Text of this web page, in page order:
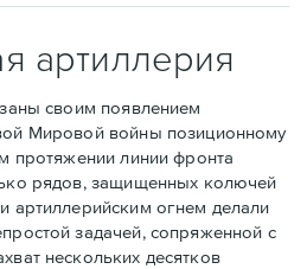
артиллерия
своим появлением
Мировой войны позиционному
протяжении линии фронта
рядов, защищенных колючей
артиллерийским огнем делали
задачей, сопряженной с
нескольких десятков